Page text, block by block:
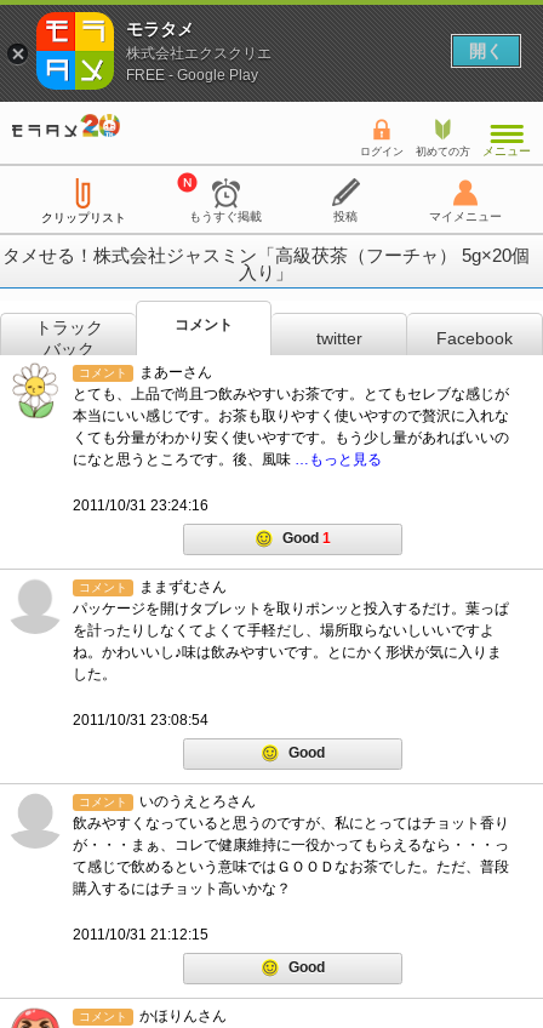
ログイン 初めての方 メニュー
クリップリスト もうすぐ掲載 投稿 マイメニュー
タメせる！株式会社ジャスミン「高級茯茶（フーチャ） 5g×20個
入り」
トラック
バック
コメント
twitter Facebook
コメント
まあーさん
とても、上品で尚且つ飲みやすいお茶です。とてもセレブな感じが
本当にいい感じです。お茶も取りやすく使いやすので贅沢に入れな
くても分量がわかり安く使いやすです。もう少し量があればいいの
になと思うところです。後、風味 …もっと見る
2011/10/31 23:24:16
Good 1
コメント
ままずむさん
パッケージを開けタブレットを取りポンッと投入するだけ。葉っぱ
を計ったりしなくてよくて手軽だし、場所取らないしいいですよ
ね。かわいいし♪味は飲みやすいです。とにかく形状が気に入りま
した。
2011/10/31 23:08:54
Good
コメント
いのうえとろさん
飲みやすくなっていると思うのですが、私にとってはチョット香り
が・・・まぁ、コレで健康維持に一役かってもらえるなら・・・っ
て感じで飲めるという意味ではＧＯＯＤなお茶でした。ただ、普段
購入するにはチョット高いかな？
2011/10/31 21:12:15
Good
コメント
かほりんさん
モラタメ
株式会社エクスクリエ
FREE - Google Play
開く